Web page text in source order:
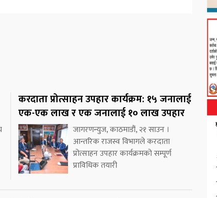
करदाता प्रोत्साहन उपहार कार्यक्रम: १५ जनालाई
एक-एक लाख र एक जनालाई १० लाख उपहार
जागरणन्युज, काठमाडौं, २१ साउन ।
आन्तरिक राजस्व विभागले करदाता
प्रोत्साहन उपहार कार्यक्रमको सम्पूर्ण
प्राविधिक तयारी